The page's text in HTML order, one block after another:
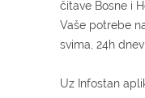
čitave Bosne i
Vaše potrebe
svima, 24h
Uz Infostan